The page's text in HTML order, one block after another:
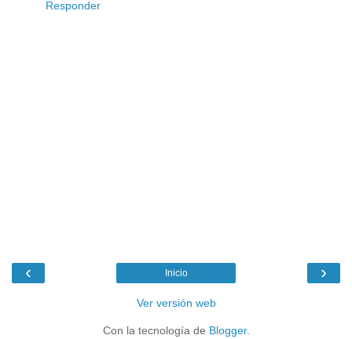
Responder
‹ ›
Inicio
Ver versión web
Con la tecnología de Blogger.